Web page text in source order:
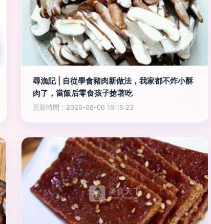
尋漁記 | 自從學會豬肉新做法，我家都不炸小酥
肉了，當飯后零食孩子搶著吃
更新時間：2026-08-06 16:15:23